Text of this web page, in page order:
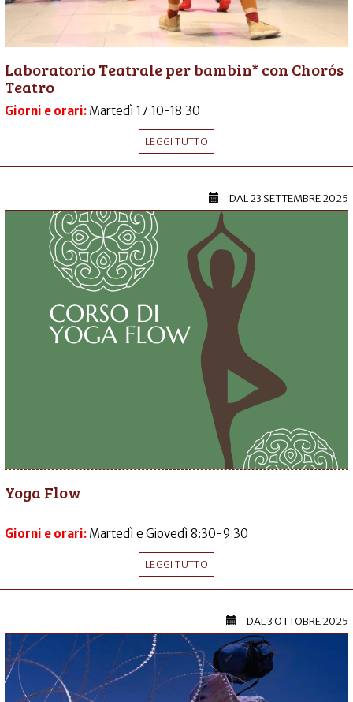
Laboratorio Teatrale per bambin* con Chorós
Teatro
Giorni e orari: Martedì 17:10-18.30
LEGGI TUTTO
DAL23 SETTEMBRE 2025
Yoga Flow
Giorni e orari: Martedì e Giovedì 8:30-9:30
LEGGI TUTTO
DAL3 OTTOBRE 2025